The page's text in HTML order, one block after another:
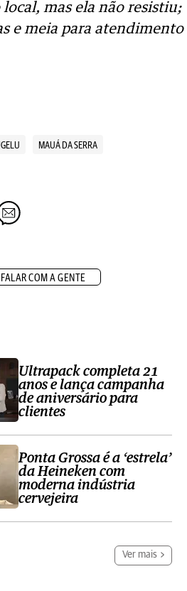
mas ela não resistiu;
e meia para atendimento
MAUÁ DA SERRA
FALAR COM A GENTE
Ultrapack completa 21
anos e lança campanha
de aniversário para
clientes
Ponta Grossa é a ‘estrela’
da Heineken com
moderna indústria
cervejeira
Ver mais